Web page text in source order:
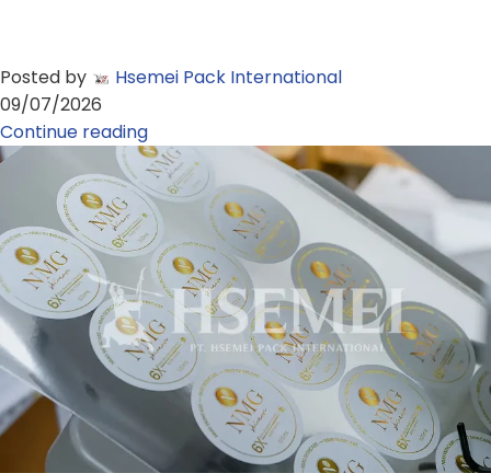
Posted by
Hsemei Pack International
09/07/2026
Continue reading